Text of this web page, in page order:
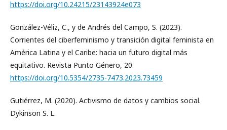
https://doi.org/10.24215/23143924e073
González-Véliz, C., y de Andrés del Campo, S. (2023).
Corrientes del ciberfeminismo y transición digital feminista en
América Latina y el Caribe: hacia un futuro digital más
equitativo. Revista Punto Género, 20.
https://doi.org/10.5354/2735-7473.2023.73459
Gutiérrez, M. (2020). Activismo de datos y cambios social.
Dykinson S. L.